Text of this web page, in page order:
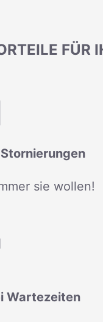
FÜR
sie wollen!
Wartezeiten